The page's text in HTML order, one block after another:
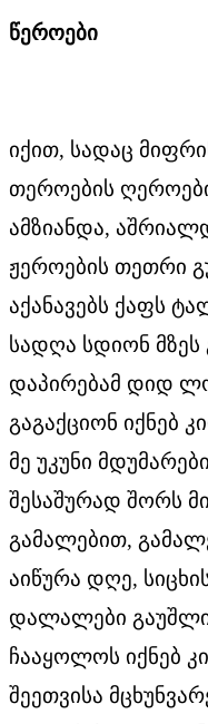
წეროები
იქით, სადაც
თეროების
ამზიანდა,
ჟეროების თეთრი
აქანავებს ქაფს
სადღა სდიონ მზეს
დაპირებამ დიდ
გაგაქციონ იქნებ
მე უკუნი
შესაშურად შორს
გამალებით,
აიწურა დღე,
დალალები
ჩააყოლოს იქნებ
შეეთვისა